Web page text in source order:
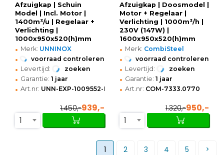
Afzuigkap | Schuin
Model | Incl. Motor |
1400m³/u | Regelaar +
Verlichting |
1000x950x520(h)mm
• Merk: UNNINOX
• voorraad controleren
• Levertijd: zoeken
• Garantie: 1 jaar
• Art.nr: UNN-EXP-1009552-H
1.450,-939,-
1
Afzuigkap | Doosmodel |
Motor + Regelaar |
Verlichting | 1000m³/h |
230V (147W) |
1600x950x520(h)mm
• Merk: CombiSteel
• voorraad controleren
• Levertijd: zoeken
• Garantie: 1 jaar
• Art.nr: COM-7333.0770
1.320,-950,-
1
1 2 3 4 5